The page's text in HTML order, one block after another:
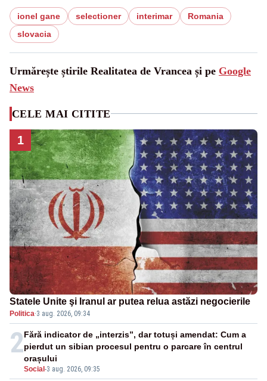
ionel gane selectioner interimar
Romania
slovacia
Urmărește știrile Realitatea de Vrancea și pe Google
News
CELE MAI CITITE
1
Statele Unite şi Iranul ar putea relua astăzi negocierile
Politica·3 aug. 2026, 09:34
2
Social -3 aug. 2026, 09:35
Fără indicator de „interzis”, dar totuși amendat: Cum a
pierdut un sibian procesul pentru o parcare în centrul
orașului